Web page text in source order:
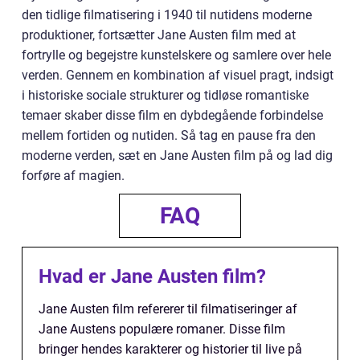
den tidlige filmatisering i 1940 til nutidens moderne
produktioner, fortsætter Jane Austen film med at
fortrylle og begejstre kunstelskere og samlere over hele
verden. Gennem en kombination af visuel pragt, indsigt
i historiske sociale strukturer og tidløse romantiske
temaer skaber disse film en dybdegående forbindelse
mellem fortiden og nutiden. Så tag en pause fra den
moderne verden, sæt en Jane Austen film på og lad dig
forføre af magien.
FAQ
Hvad er Jane Austen film?
Jane Austen film refererer til filmatiseringer af
Jane Austens populære romaner. Disse film
bringer hendes karakterer og historier til live på